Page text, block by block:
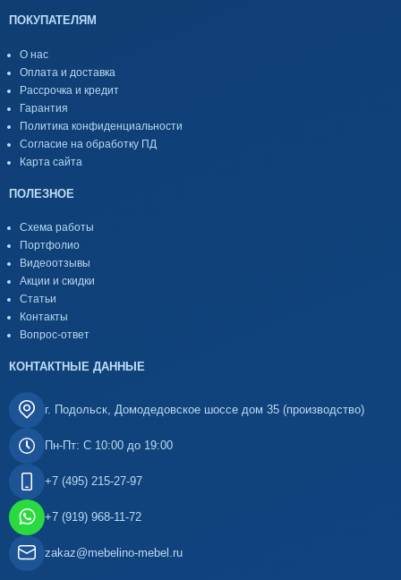
ПОКУПАТЕЛЯМ
О нас
Оплата и доставка
Рассрочка и кредит
Гарантия
Политика конфиденциальности
Согласие на обработку ПД
Карта сайта
ПОЛЕЗНОЕ
Схема работы
Портфолио
Видеоотзывы
Акции и скидки
Статьи
Контакты
Вопрос-ответ
КОНТАКТНЫЕ ДАННЫЕ
г. Подольск, Домодедовское шоссе дом 35 (производство)
Пн-Пт: С 10:00 до 19:00
+7 (495) 215-27-97
+7 (919) 968-11-72
zakaz@mebelino-mebel.ru